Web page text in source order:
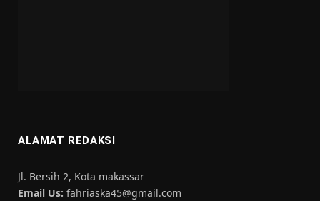
ALAMAT REDAKSI
Jl. Bersih 2, Kota makassar
Email Us: fahriaska45@gmail.com